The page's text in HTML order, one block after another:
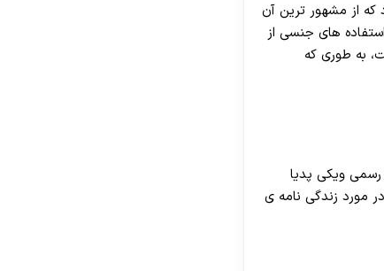
که از مشهور ترین آن
های جنسی از
به طوری که
رسمی ویکی پدیا
مورد زندگی نامه ی